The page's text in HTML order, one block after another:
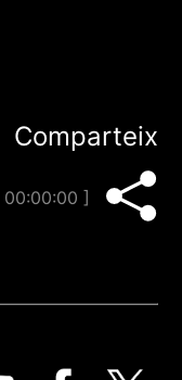
Comparteix
00:00:00 ]